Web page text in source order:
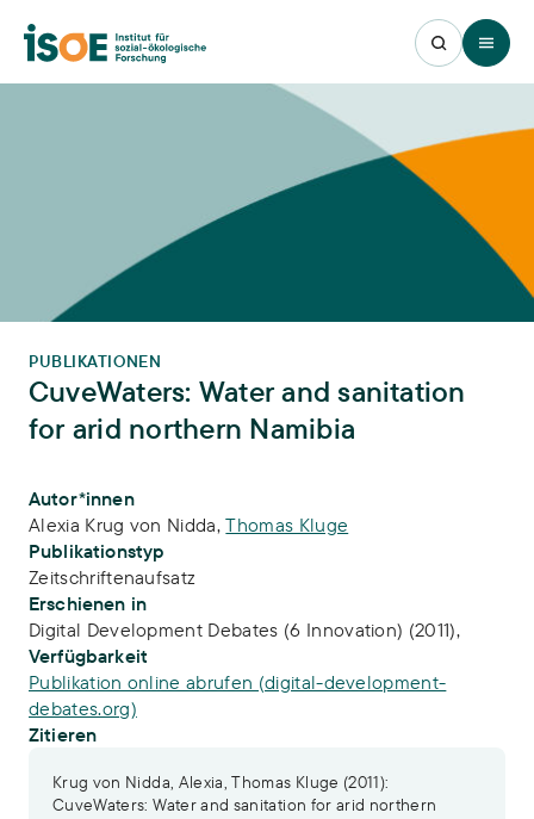
Open
PUBLIKATIONEN
CuveWaters: Water and sanitation
for arid northern Namibia
Publikations-Infos
Autor*innen
Alexia Krug von Nidda,Thomas Kluge
Publikationstyp
Zeitschriftenaufsatz
Erschienen in
Digital Development Debates (6 Innovation) (2011),
Verfügbarkeit
Publikation online abrufen (digital-development-
debates.org)
Zitieren
Krug von Nidda, Alexia, Thomas Kluge (2011):
CuveWaters: Water and sanitation for arid northern